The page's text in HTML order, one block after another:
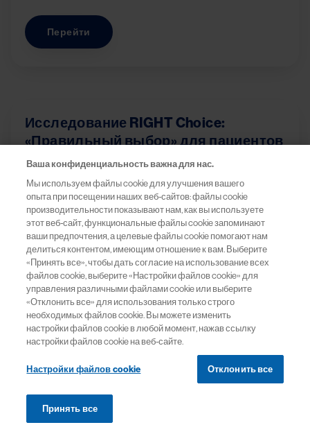
Перейти
Исследование RIGHT Choice:
«Правильный выбор» для пациентов
с агрессивным течением
гормонозависимого HER2-
негативного распростра
Image
Перейти
«Земля плоская» или как наши
убеждения из детства влияют на нас
Image
Ваша конфиденциальность важна для нас.
Мы используем файлы cookie для улучшения вашего
опыта при посещении наших веб-сайтов: файлы cookie
производительности показывают нам, как вы используете
этот веб-сайт, функциональные файлы cookie запоминают
ваши предпочтения, а целевые файлы cookie помогают нам
делиться контентом, имеющим отношение к вам. Выберите
«Принять все», чтобы дать согласие на использование всех
файлов cookie, выберите «Настройки файлов cookie» для
управления различными файлами cookie или выберите
«Отклонить все» для использования только строго
необходимых файлов cookie. Вы можете изменить
настройки файлов cookie в любой момент, нажав ссылку
настройки файлов cookie на веб-сайте.
Настройки файлов cookie Отклонить все
Принять все